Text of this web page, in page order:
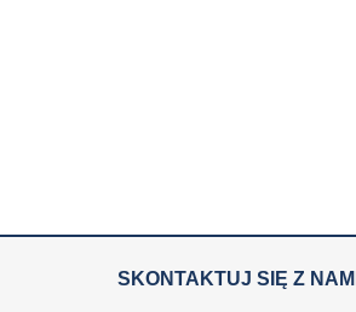
SKONTAKTUJ SIĘ Z NAMI